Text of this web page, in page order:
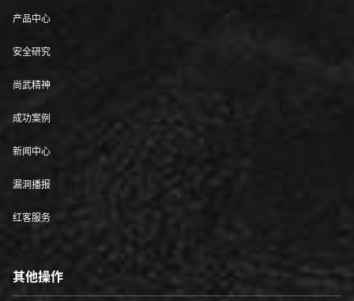
产品中心
安全研究
尚武精神
成功案例
新闻中心
漏洞播报
红客服务
其他操作